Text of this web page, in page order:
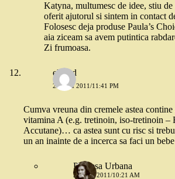
Katyna, multumesc de idee, stiu de
oferit ajutorul si sintem in contact
Folosesc deja produse Paula’s
aia ziceam sa avem putintica
Zi frumoasa.
elenad
23 MAI 2011/11:41 PM
Cumva vreuna din cremele astea
vitamina A (e.g. tretinoin, iso-tretinoin –
Accutane)… ca astea sunt cu risc si
un an inainte de a incerca sa faci un
Printesa Urbana
24 MAI 2011/10:21 AM